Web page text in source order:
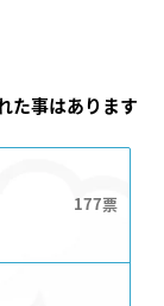
た事はあります
177